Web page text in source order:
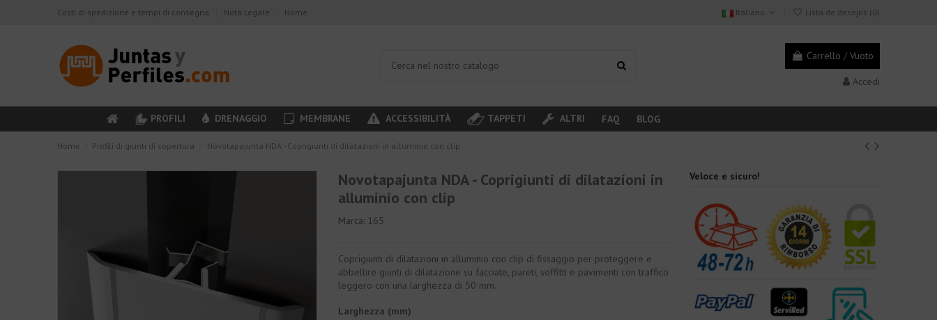
Costi di spedizione e tempi di consegna Nota Legale Home Italiano Lista de desejos (0)
Carrello / Vuoto
Accedi
PROFILI DRENAGGIO MEMBRANE ACCESSIBILITÀ TAPPETI ALTRI FAQ BLOG
Home Profili di giunti di copertura Novotapajunta NDA - Coprigiunti di dilatazioni in alluminio con clip
Novotapajunta NDA - Coprigiunti di dilatazioni in
alluminio con clip
Marca: 165
Coprigiunti di dilatazioni in alluminio con clip di fissaggio per proteggere e
abbellire giunti di dilatazione su facciate, pareti, soffitti e pavimenti con traffico
leggero con una larghezza di 50 mm.
Larghezza (mm)
Veloce e sicuro!